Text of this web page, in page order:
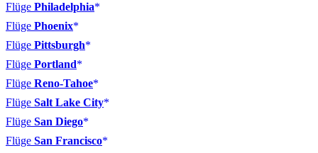
Flüge Philadelphia
Flüge Phoenix
Flüge Pittsburgh
Flüge Portland
Flüge Reno-Tahoe
Flüge Salt Lake City
Flüge San Diego
Flüge San Francisco